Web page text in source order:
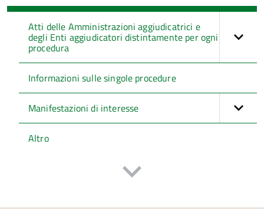
Atti delle Amministrazioni aggiudicatrici e
degli Enti aggiudicatori distintamente per ogni
procedura
Informazioni sulle singole procedure
Manifestazioni di interesse
Altro